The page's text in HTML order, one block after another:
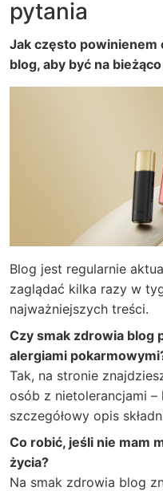
pytania
Jak często powinienem
blog, aby być na
Blog jest regularnie
zaglądać kilka razy w
najważniejszych treści.
Czy smak zdrowia blog
alergiami
Tak, na stronie
osób z nietolerancjami
szczegółowy opis
Co robić, jeśli nie mam
życia?
Na smak zdrowia blog